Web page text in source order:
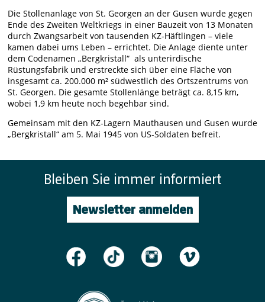
Die Stollenanlage von St. Georgen an der Gusen wurde gegen
Ende des Zweiten Weltkriegs in einer Bauzeit von 13 Monaten
durch Zwangsarbeit von tausenden KZ-Häftlingen – viele
kamen dabei ums Leben – errichtet. Die Anlage diente unter
dem Codenamen „Bergkristall“ als unterirdische
Rüstungsfabrik und erstreckte sich über eine Fläche von
insgesamt ca. 200.000 m² südwestlich des Ortszentrums von
St. Georgen. Die gesamte Stollenlänge beträgt ca. 8,15 km,
wobei 1,9 km heute noch begehbar sind.
Gemeinsam mit den KZ-Lagern Mauthausen und Gusen wurde
„Bergkristall“ am 5. Mai 1945 von US-Soldaten befreit.
Bleiben Sie immer informiert
Newsletter anmelden